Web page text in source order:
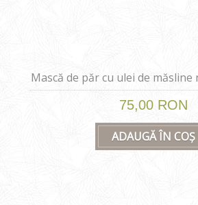
ADAUGĂ ÎN COȘ
Mască de păr cu ulei de
75,00 RON